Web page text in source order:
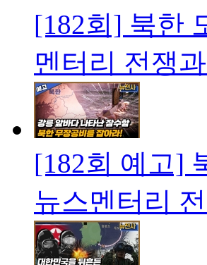
[182회] 북한
멘터리 전쟁
[182회 예고]
뉴스멘터리